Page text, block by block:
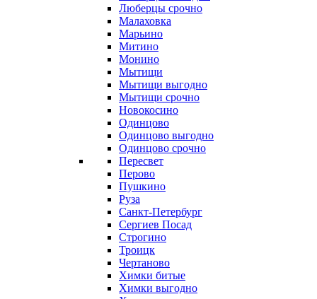
Люберцы срочно
Малаховка
Марьино
Митино
Монино
Мытищи
Мытищи выгодно
Мытищи срочно
Новокосино
Одинцово
Одинцово выгодно
Одинцово срочно
Пересвет
Перово
Пушкино
Руза
Санкт-Петербург
Сергиев Посад
Строгино
Троицк
Чертаново
Химки битые
Химки выгодно